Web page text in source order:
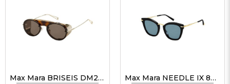
Max Mara BRISEIS DM2 70 53 Unisex Güneş Gözlükleri Max Mara NEEDLE IX 807 KU 50 Max Mara Güneş Gözlüğü